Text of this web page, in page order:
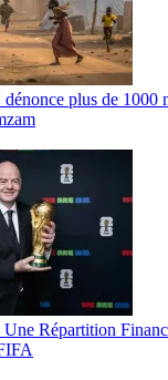
plus de 1000
Répartition